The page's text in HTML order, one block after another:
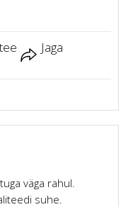
Jaga
väga rahul.
suhe.